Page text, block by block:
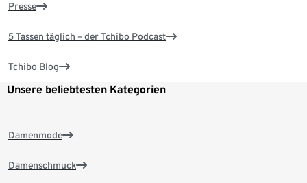
Presse
5 Tassen täglich – der Tchibo Podcast
Tchibo Blog
Unsere beliebtesten Kategorien
Damenmode
Damenschmuck